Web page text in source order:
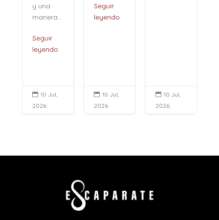
y una
manera...
Seguir
leyendo
 10 Jul,
2026
Seguir
leyendo
 10 Jul,
2026
 10 Jul,
2026